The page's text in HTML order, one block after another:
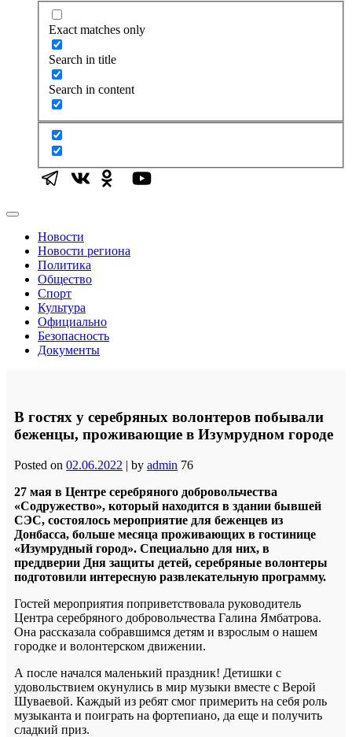
Exact matches only
Search in title
Search in content
Новости
Новости региона
Политика
Общество
Спорт
Культура
Официально
Безопасность
Документы
В гостях у серебряных волонтеров побывали
беженцы, проживающие в Изумрудном городе
Posted on 02.06.2022 | by admin 76
27 мая в Центре серебряного добровольчества
«Содружество», который находится в здании бывшей
СЭС, состоялось мероприятие для беженцев из
Донбасса, больше месяца проживающих в гостинице
«Изумрудный город». Специально для них, в
преддверии Дня защиты детей, серебряные волонтеры
подготовили интересную развлекательную программу.
Гостей мероприятия поприветствовала руководитель
Центра серебряного добровольчества Галина Ямбатрова.
Она рассказала собравшимся детям и взрослым о нашем
городке и волонтерском движении.
А после начался маленький праздник! Детишки с
удовольствием окунулись в мир музыки вместе с Верой
Шуваевой. Каждый из ребят смог примерить на себя роль
музыканта и поиграть на фортепиано, да еще и получить
сладкий приз.